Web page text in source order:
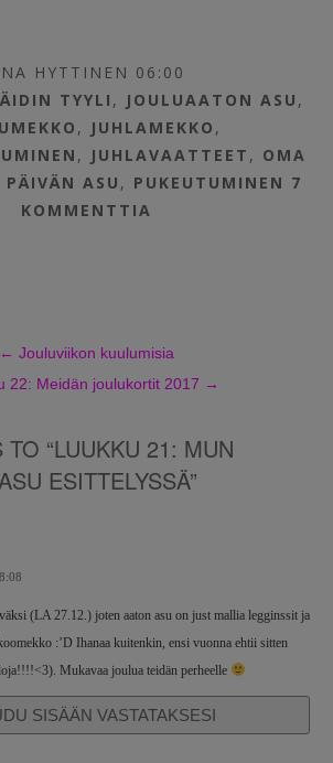
HYTTINEN 06:00
ÄIDIN TYYLI , JOULUAATON ASU ,
, JUHLAMEKKO ,
, JUHLAVAATTEET , OMA
PÄIVÄN ASU , PUKEUTUMINEN 7
KOMMENTTIA
← Jouluviikon kuulumisia
22: Meidän joulukortit 2017 →
“LUUKKU 21: MUN
ESITTELYSSÄ”
(LA 27.12.) joten aaton asu on just mallia legginssit ja
:’D Ihanaa kuitenkin, ensi vuonna ehtii sitten
Mukavaa joulua teidän perheelle
SISÄÄN VASTATAKSESI